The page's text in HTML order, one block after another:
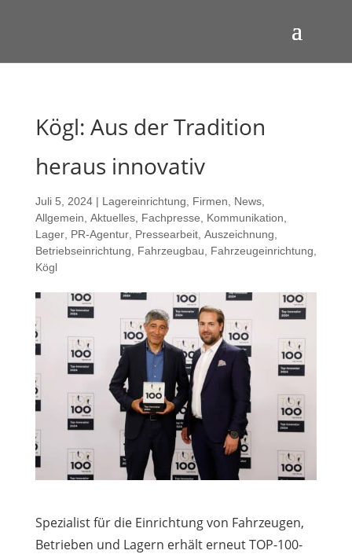
Kögl: Aus der Tradition
heraus innovativ
Juli 5, 2024| Lagereinrichtung Firmen News,
Allgemein Aktuelles, Fachpresse Kommunikation
Lager, PR-Agentur, Pressearbeit, Auszeichnung
Betriebseinrichtung
Fahrzeugbau Fahrzeugeinrichtung
Kögl
Spezialist für die Einrichtung von Fahrzeugen,
Betrieben und Lagern erhält erneut TOP-100-